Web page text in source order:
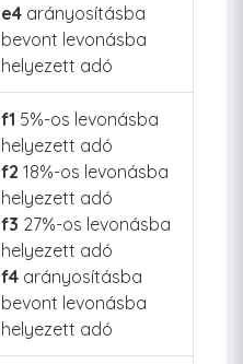
e4 arányosításba
bevont levonásba
helyezett adó
f1 5%-os levonásba
helyezett adó
f2 18%-os levonásba
helyezett adó
f3 27%-os levonásba
helyezett adó
f4 arányosításba
bevont levonásba
helyezett adó